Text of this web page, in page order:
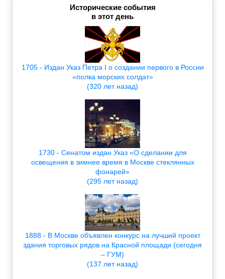
Исторические события
в этот день
1705 - Издан Указ Петра I о создании первого в России
«полка морских солдат»
(320 лет назад)
1730 - Сенатом издан Указ «О сделании для
освещения в зимнее время в Москве стеклянных
фонарей»
(295 лет назад)
1888 - В Москве объявлен конкурс на лучший проект
здания торговых рядов на Красной площади (сегодня
– ГУМ)
(137 лет назад)